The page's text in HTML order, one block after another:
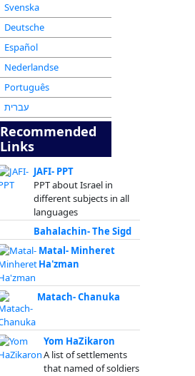
Svenska
Deutsche
Español
Nederlandse
Português
עברית
Recommended
Links
JAFI- PPT
PPT about Israel in
different subjects in all
languages
Bahalachin- The Sigd
Matal- Minheret
Ha'zman
Matach- Chanuka
Yom HaZikaron
A list of settlements
that named of soldiers